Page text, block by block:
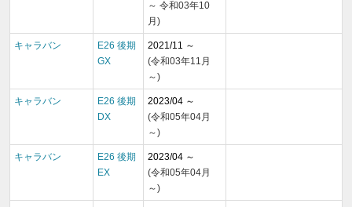
～ 令和03年10
月)
キャラバン
E26 後期
GX
2021/11 ～
(令和03年11月
～)
キャラバン
E26 後期
DX
2023/04 ～
(令和05年04月
～)
キャラバン
E26 後期
EX
2023/04 ～
(令和05年04月
～)